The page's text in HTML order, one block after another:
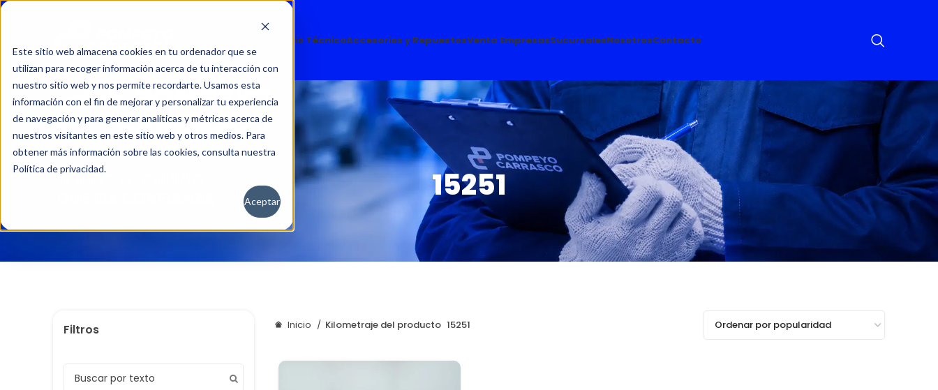
Este sitio web almacena cookies en tu ordenador que se
utilizan para recoger información acerca de tu interacción con
nuestro sitio web y nos permite recordarte. Usamos esta
información con el fin de mejorar y personalizar tu experiencia
de navegación y para generar analíticas y métricas acerca de
nuestros visitantes en este sitio web y otros medios. Para
obtener más información sobre las cookies, consulta nuestra
Política de privacidad.
Aceptar
Servicio TécnicoAccesorios y RepuestosVenta EmpresasSucursalesNosotrosContacto
15251
Inicio Kilometraje del producto 15251